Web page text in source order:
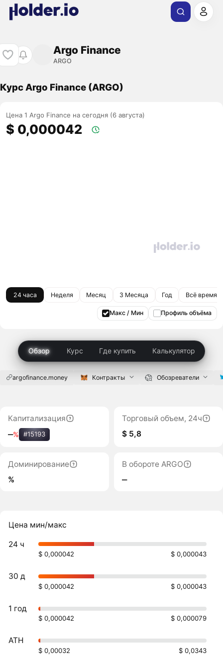
Argo Finance
ARGO
Курс Argo Finance (ARGO)
Цена 1 Argo Finance на сегодня (6 августа)
$ 0,000042
24 часа Неделя Месяц 3 Месяца Год Всё время
Макс / Мин Профиль объёма
Обзор Курс Где купить Калькулятор
argofinance.money Контракты Обозреватели
Капитализация
‒% #15193
Торговый объем, 24ч
$ 5,8
Доминирование
%
В обороте ARGO
‒
Цена мин/макс
24 ч
$ 0,000042 $ 0,000043
30 д
$ 0,000042 $ 0,000043
1 год
$ 0,000042 $ 0,000079
ATH
$ 0,00032
$ 0,0343